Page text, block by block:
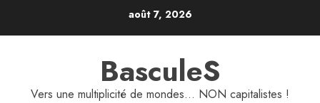
août 7, 2026
BasculeS
Vers une multiplicité de mondes… NON capitalistes !